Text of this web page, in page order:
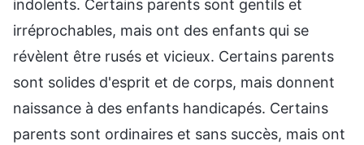
indolents. Certains parents sont gentils et
irréprochables, mais ont des enfants qui se
révèlent être rusés et vicieux. Certains parents
sont solides d'esprit et de corps, mais donnent
naissance à des enfants handicapés. Certains
parents sont ordinaires et sans succès, mais ont